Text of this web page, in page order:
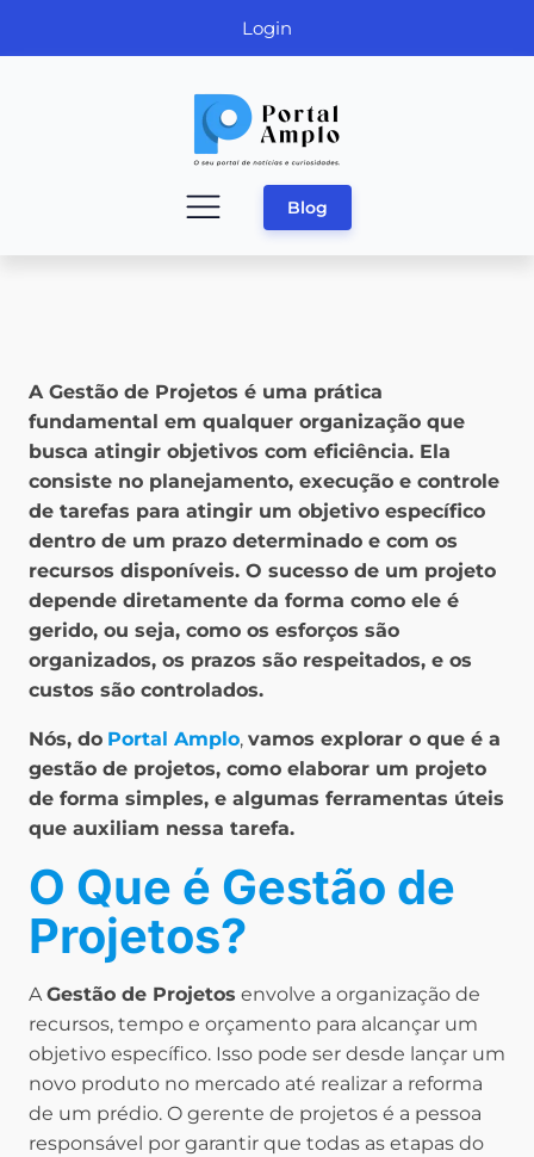
Login
Blog
A Gestão de Projetos é uma prática
fundamental em qualquer organização que
busca atingir objetivos com eficiência. Ela
consiste no planejamento, execução e controle
de tarefas para atingir um objetivo específico
dentro de um prazo determinado e com os
recursos disponíveis. O sucesso de um projeto
depende diretamente da forma como ele é
gerido, ou seja, como os esforços são
organizados, os prazos são respeitados, e os
custos são controlados.
Nós, do Portal Amplo, vamos explorar o que é a
gestão de projetos, como elaborar um projeto
de forma simples, e algumas ferramentas úteis
que auxiliam nessa tarefa.
O Que é Gestão de
Projetos?
AGestão de Projetos envolve a organização de
recursos, tempo e orçamento para alcançar um
objetivo específico. Isso pode ser desde lançar um
novo produto no mercado até realizar a reforma
de um prédio. O gerente de projetos é a pessoa
responsável por garantir que todas as etapas do